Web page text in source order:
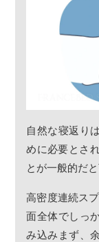
自然な寝返り
めに必要とさ
とが一般的だ
高密度連続ス
面全体でしっ
み込みまず、